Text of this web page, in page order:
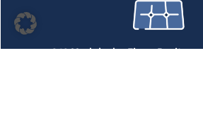
342 Module der Firma Regitec